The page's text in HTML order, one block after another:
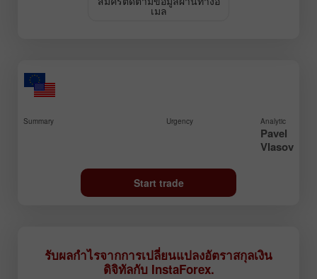
เมล
Summary Urgency Analytic
Pavel
Vlasov
Start trade
รับผลกำไรจากการเปลี่ยนแปลงอัตราสกุลเงิน
ดิจิทัลกับ InstaForex.